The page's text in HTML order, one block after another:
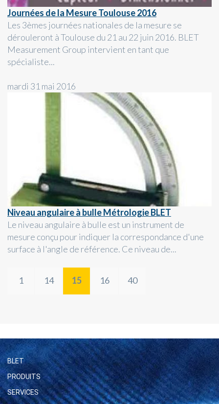
Journées de la Mesure Toulouse 2016
Les 3èmes journées nationales de la mesure se
dérouleront à Toulouse du 21 au 22 juin 2016. BLET
Measurement Group intervient en tant que
spécialiste...
mardi 31 mai 2016
Niveau angulaire à bulle Métrologie BLET
Le niveau angulaire à bulle est un instrument de
mesure conçu pour indiquer la correspondance d'une
surface à l'angle de référence. Ce niveau de...
1 14 15 16 40
BLET
PRODUITS
SERVICES